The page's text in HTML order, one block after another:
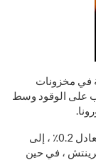
في مخزونات
على الوقود وسط
وتراجعت العقود الآجلة لخام برنت 11 سنتًا ، أو ما يعادل 0.2٪ ، إلى
الساعة 04:21 بتوقيت غرينتش ، في حين